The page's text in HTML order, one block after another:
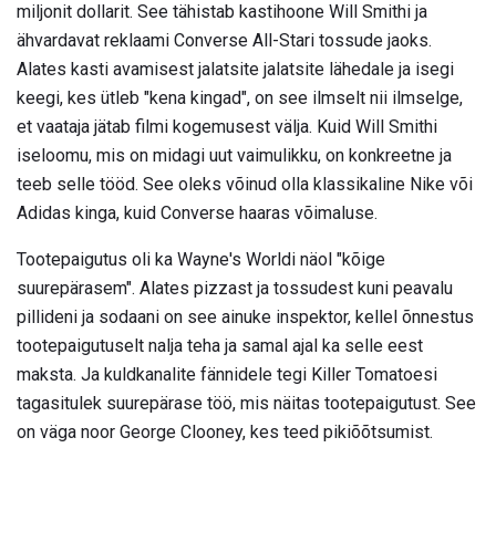
miljonit dollarit. See tähistab kastihoone Will Smithi ja
ähvardavat reklaami Converse All-Stari tossude jaoks.
Alates kasti avamisest jalatsite jalatsite lähedale ja isegi
keegi, kes ütleb "kena kingad", on see ilmselt nii ilmselge,
et vaataja jätab filmi kogemusest välja. Kuid Will Smithi
iseloomu, mis on midagi uut vaimulikku, on konkreetne ja
teeb selle tööd. See oleks võinud olla klassikaline Nike või
Adidas kinga, kuid Converse haaras võimaluse.
Tootepaigutus oli ka Wayne's Worldi näol "kõige
suurepärasem". Alates pizzast ja tossudest kuni peavalu
pillideni ja sodaani on see ainuke inspektor, kellel õnnestus
tootepaigutuselt nalja teha ja samal ajal ka selle eest
maksta. Ja kuldkanalite fännidele tegi Killer Tomatoesi
tagasitulek suurepärase töö, mis näitas tootepaigutust. See
on väga noor George Clooney, kes teed pikiõõtsumist.